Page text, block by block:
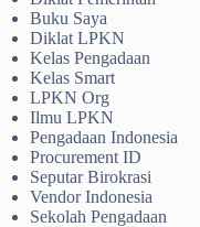
Buku Saya
Diklat LPKN
Kelas Pengadaan
Kelas Smart
LPKN Org
Ilmu LPKN
Pengadaan Indonesia
Procurement ID
Seputar Birokrasi
Vendor Indonesia
Sekolah Pengadaan